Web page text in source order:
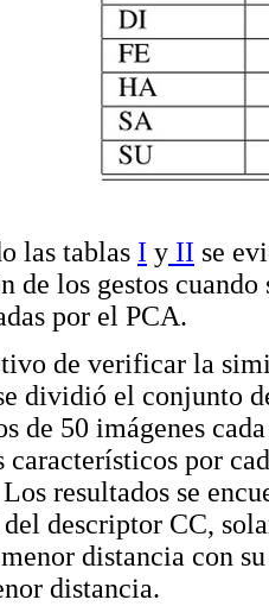
las tablas I y II se
de los gestos cuando
por el PCA.
de verificar la
dividió el conjunto
de 50 imágenes
característicos por
resultados se
descriptor CC,
distancia con
distancia.